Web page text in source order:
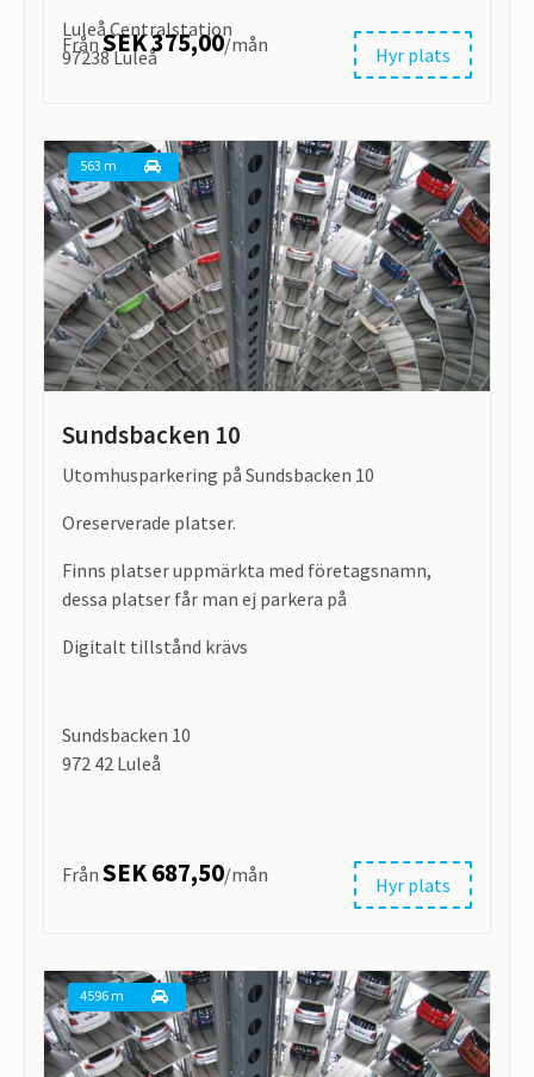
Luleå Centralstation
97238 Luleå
Hyr plats
Från SEK 375,00/mån
563 m
Sundsbacken 10
Utomhusparkering på Sundsbacken 10
Oreserverade platser.
Finns platser uppmärkta med företagsnamn,
dessa platser får man ej parkera på
Digitalt tillstånd krävs
Sundsbacken 10
972 42 Luleå
Hyr plats
Från SEK 687,50/mån
4596 m